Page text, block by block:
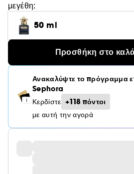
μεγέθη:
50 ml
Προσθήκη στο
Ανακαλύψτε το πρόγραμμα
Sephora
Κερδίστε +118 πόντοι
με αυτή την αγορά